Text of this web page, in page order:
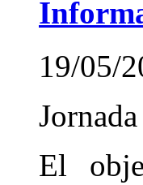
19/05/
El